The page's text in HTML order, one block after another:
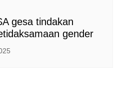
gesa tindakan
gender